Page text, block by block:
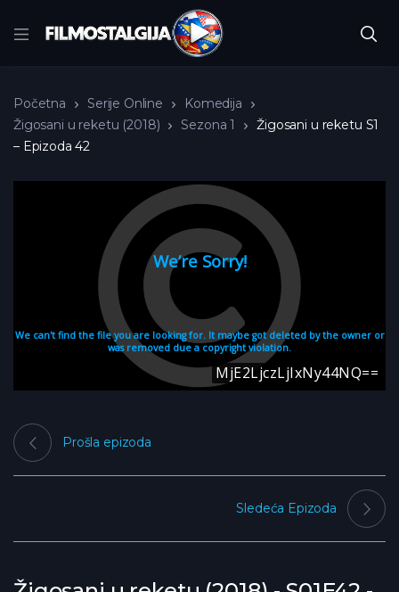
Početna Serije Online
Komedija
Žigosani u reketu (2018)
Sezona 1
Žigosani u reketu S1
– Epizoda 42
Prošla epizoda
Sledeća Epizoda